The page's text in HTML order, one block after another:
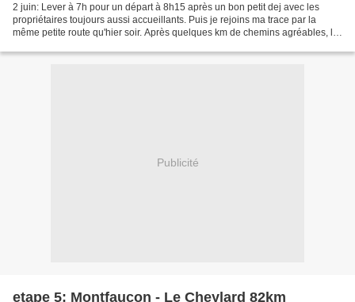
2 juin: Lever à 7h pour un départ à 8h15 après un bon petit dej avec les
propriétaires toujours aussi accueillants. Puis je rejoins ma trace par la
même petite route qu'hier soir. Après quelques km de chemins agréables, le
Publicité
etape 5: Montfaucon - Le Cheylard 82km